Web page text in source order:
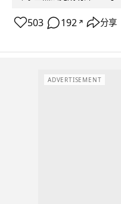
503 192 ↗ 分享
ADVERTISEMENT